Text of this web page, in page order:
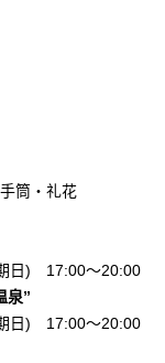
筒・礼花
日) 17:00～20:00
泉”
日) 17:00～20:00